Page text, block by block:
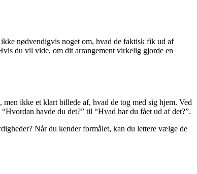
nødvendigvis noget om, hvad de faktisk fik ud af
du vil vide, om dit arrangement virkelig gjorde en
ikke et klart billede af, hvad de tog med sig hjem. Ved
havde du det?” til “Hvad har du fået ud af det?”.
Når du kender formålet, kan du lettere vælge de